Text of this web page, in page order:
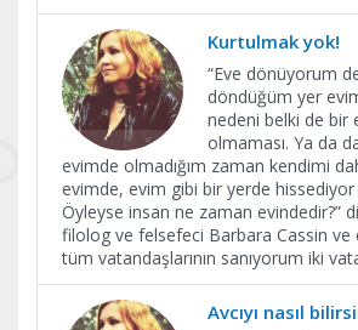
Kurtulmak yok!
“Eve dönüyorum
döndüğüm yer
nedeni belki de bir
olmaması. Ya da
evimde olmadığım zaman kendimi
evimde, evim gibi bir yerde
Öyleyse insan ne zaman evindedir?”
filolog ve felsefeci Barbara Cassin ve
tüm vatandaşlarının sanıyorum iki
Avcıyı nasıl